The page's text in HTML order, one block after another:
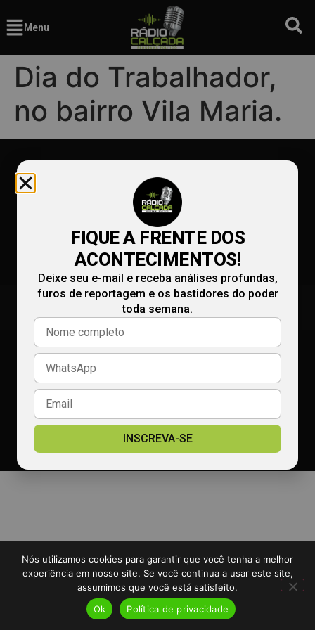
Menu
Dia do Trabalhador,
no bairro Vila Maria.
(86) 99991-9990
redacao@radiocalcada.com.br
comercial@radiocalcada.com.br
Política de privacidade
2026 Portal Rádio Calçada - TODOS OS DIREITOS RESERVADOS
Nós utilizamos cookies para garantir que você tenha a melhor
experiência em nosso site. Se você continua a usar este site,
assumimos que você está satisfeito.
Ok
Política de privacidade
FIQUE A FRENTE DOS
ACONTECIMENTOS!
Deixe seu e-mail e receba análises profundas,
furos de reportagem e os bastidores do poder
toda semana.
INSCREVA-SE